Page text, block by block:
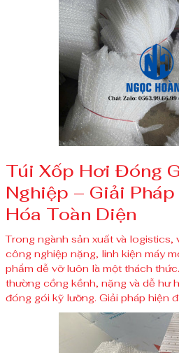
Túi Xốp Hơi Đóng
Nghiệp – Giải
Hóa Toàn Diện
Trong ngành sản xuất và logistics,
công nghiệp nặng, linh kiện máy
phẩm dễ vỡ luôn là một thách
thường cồng kềnh, nặng và dễ hư
đóng gói kỹ lưỡng. Giải pháp hiện